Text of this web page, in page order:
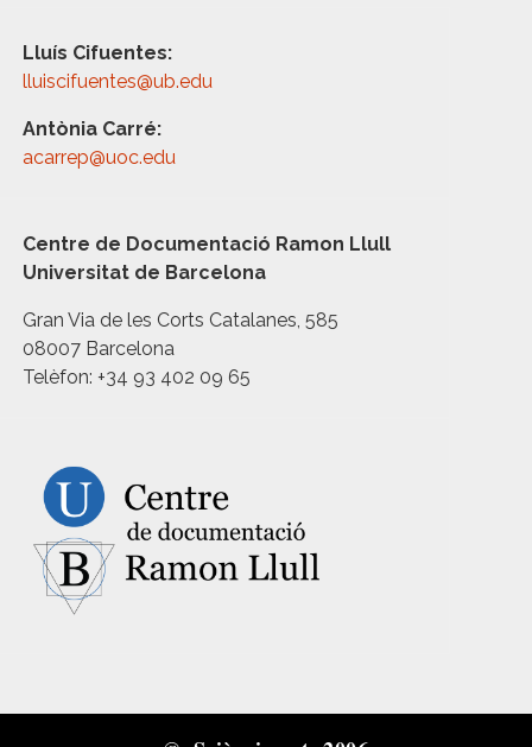
Lluís Cifuentes:
lluiscifuentes@ub.edu
Antònia Carré:
acarrep@uoc.edu
Centre de Documentació Ramon Llull
Universitat de Barcelona
Gran Via de les Corts Catalanes, 585
08007 Barcelona
Telèfon: +34 93 402 09 65